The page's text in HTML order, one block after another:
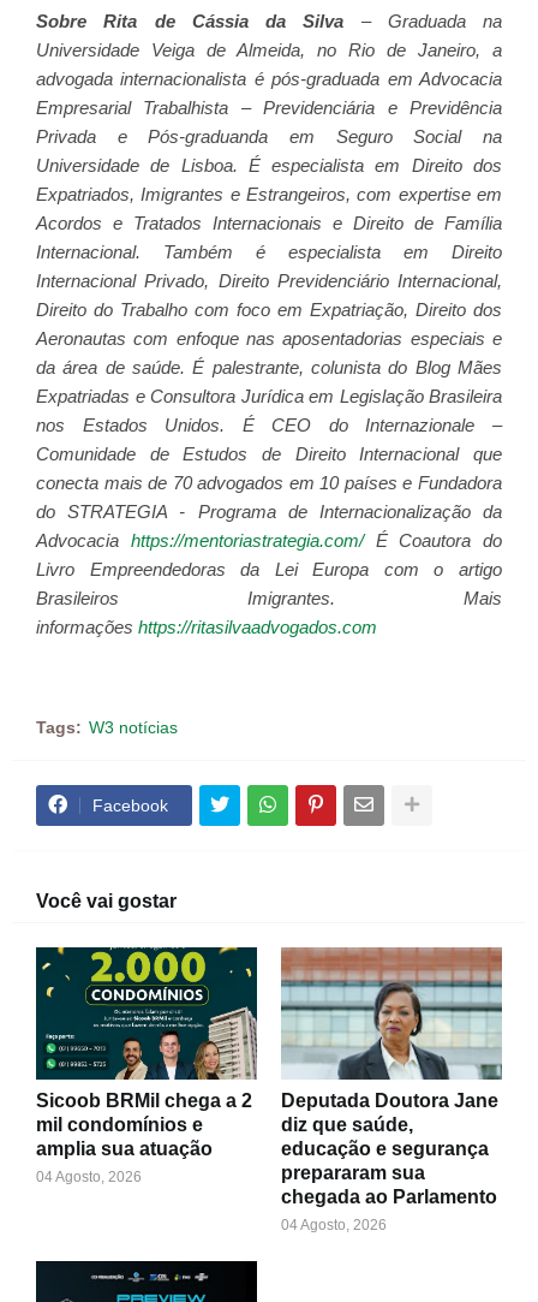
Sobre Rita de Cássia da Silva – Graduada na
Universidade Veiga de Almeida, no Rio de Janeiro, a
advogada internacionalista é pós-graduada em Advocacia
Empresarial Trabalhista – Previdenciária e Previdência
Privada e Pós-graduanda em Seguro Social na
Universidade de Lisboa. É especialista em Direito dos
Expatriados, Imigrantes e Estrangeiros, com expertise em
Acordos e Tratados Internacionais e Direito de Família
Internacional. Também é especialista em Direito
Internacional Privado, Direito Previdenciário Internacional,
Direito do Trabalho com foco em Expatriação, Direito dos
Aeronautas com enfoque nas aposentadorias especiais e
da área de saúde. É palestrante, colunista do Blog Mães
Expatriadas e Consultora Jurídica em Legislação Brasileira
nos Estados Unidos. É CEO do Internazionale –
Comunidade de Estudos de Direito Internacional que
conecta mais de 70 advogados em 10 países e Fundadora
do STRATEGIA - Programa de Internacionalização da
Advocacia https://mentoriastrategia.com/É Coautora do
Livro Empreendedoras da Lei Europa com o artigo
Brasileiros Imigrantes. Mais
informações https://ritasilvaadvogados.com
Tags: W3 notícias
Facebook
Você vai gostar
Sicoob BRMil chega a 2
mil condomínios e
amplia sua atuação
04 Agosto, 2026
Deputada Doutora Jane
diz que saúde,
educação e segurança
prepararam sua
chegada ao Parlamento
04 Agosto, 2026